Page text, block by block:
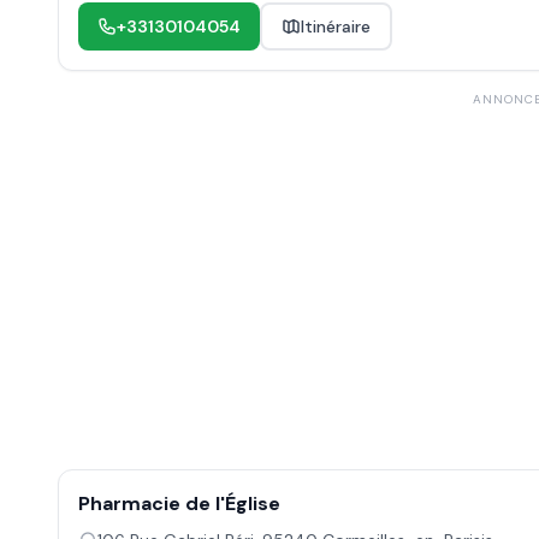
+33130104054 Itinéraire
Pharmacie de l'Église